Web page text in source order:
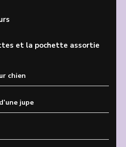
et la pochette assortie
chien
jupe